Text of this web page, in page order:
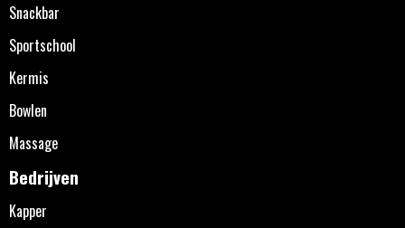
Snackbar
Sportschool
Kermis
Bowlen
Massage
Bedrijven
Kapper